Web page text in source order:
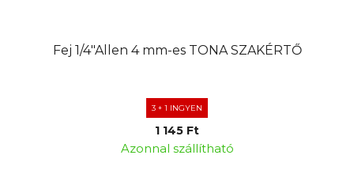
Fej 1/4"Allen 4 mm-es TONA SZAKÉRTŐ
3 + 1 INGYEN
1 145 Ft
Azonnal szállítható